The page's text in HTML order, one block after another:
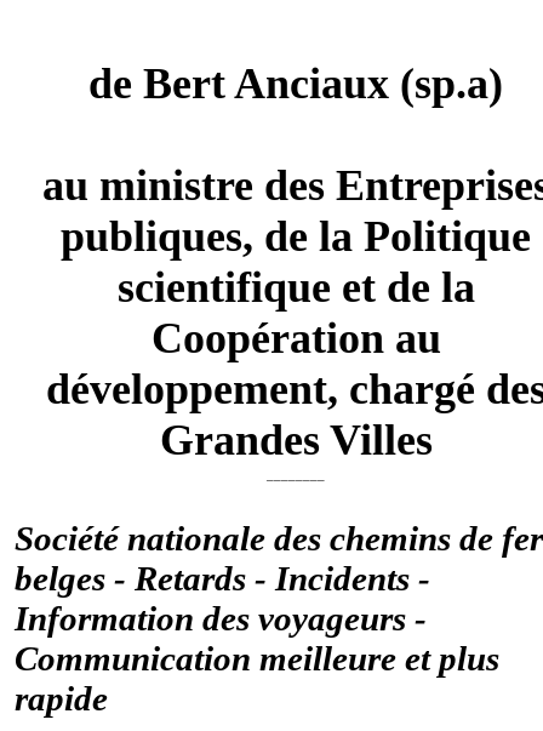
deBert Anciaux (sp.a)
au ministre des
publiques, de la Politique
scientifique et de la
Coopération au
développement, chargé
Grandes Villes
Société nationale des chemins de fer
belges - Retards - Incidents -
Information des voyageurs -
Communication meilleure et plus
rapide